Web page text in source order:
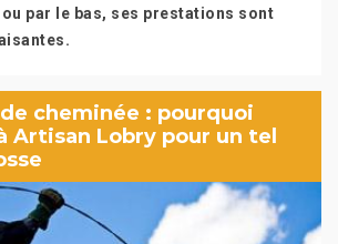
par le bas, ses prestations sont
cheminée : pourquoi
Artisan Lobry pour un tel